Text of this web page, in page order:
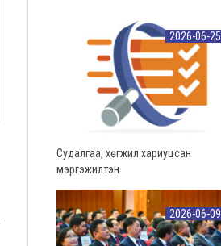
2026-06-25
Судалгаа, хөгжил хариуцсан
мэргэжилтэн
2026-06-09